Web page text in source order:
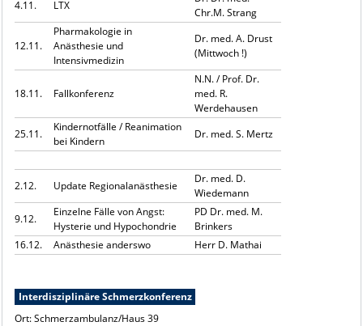
4.11. LTX
Chr.M. Strang
12.11.
Pharmakologie in
Anästhesie und
Intensivmedizin
Dr. med. A. Drust
(Mittwoch !)
18.11. Fallkonferenz
N.N. / Prof. Dr.
med. R.
Werdehausen
25.11.
Kindernotfälle / Reanimation
bei Kindern
Dr. med. S. Mertz
2.12. Update Regionalanästhesie
Dr. med. D.
Wiedemann
9.12.
Einzelne Fälle von Angst:
Hysterie und Hypochondrie
PD Dr. med. M.
Brinkers
16.12.
Anästhesie anderswo Herr D. Mathai
Interdisziplinäre Schmerzkonferenz
Ort: Schmerzambulanz/Haus 39